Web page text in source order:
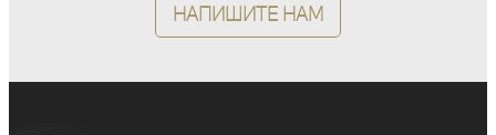
Напишите нам